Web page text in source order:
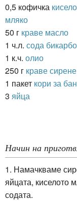
0,5 кофичка кисело
мляко
50 г краве масло
1 ч.л. сода
1 к.ч. олио
250 г краве сирене
1 пакет кори за
3 яйца
Начин на
1. Намачкваме
яйцата, киселото
содата.